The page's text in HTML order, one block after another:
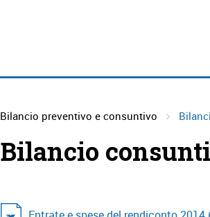
Bilancio preventivo e consuntivo
Bilancio